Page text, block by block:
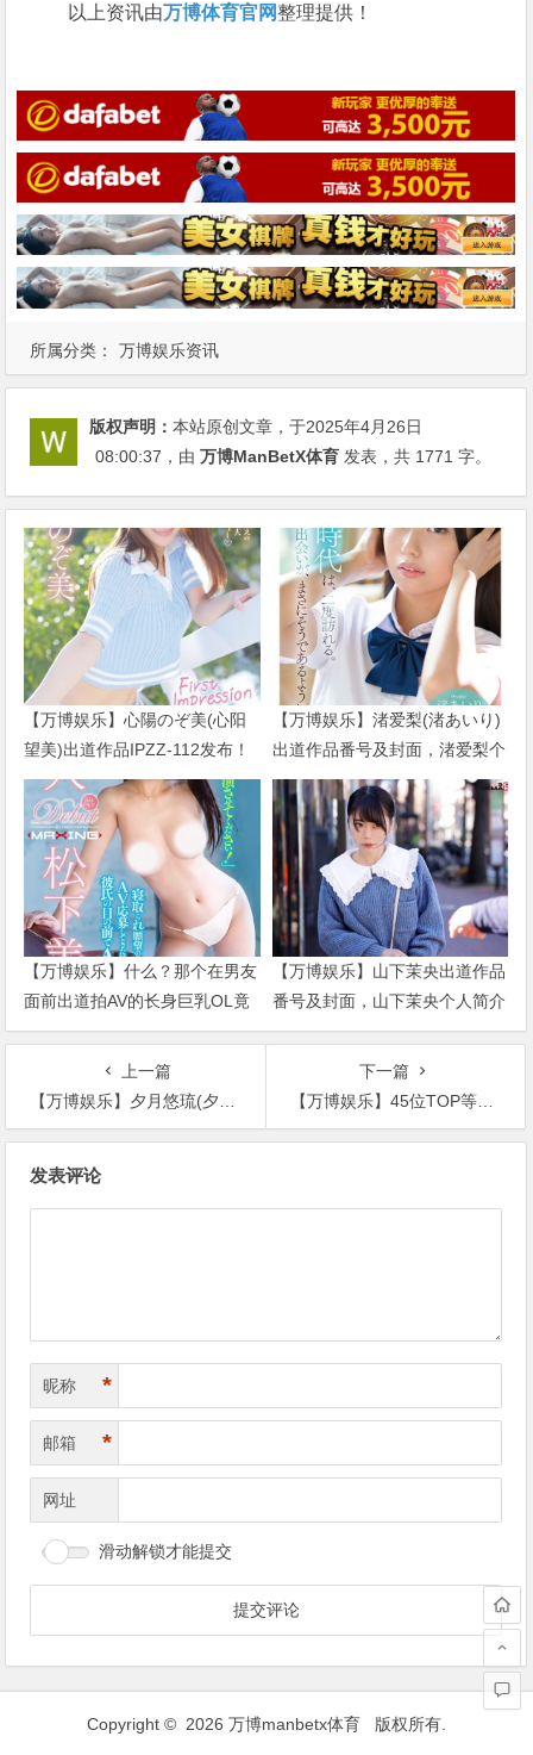
所属分类： 万博娱乐资讯
以上资讯由万博体育官网整理提供！
版权声明：本站原创文章，于2025年4月26日
08:00:37 ，由万博ManBetX体育 发表，共 1771 字。
【万博娱乐】心陽のぞ美(心阳
望美)出道作品IPZZ-112发布！
比偶像更偶像的脸蛋！经验值几
乎是0的超级新秀！
【万博娱乐】渚爱梨(渚あいり)
出道作品番号及封面，渚爱梨个
人简介
【万博娱乐】什么？那个在男友
面前出道拍AV的长身巨乳OL竟
然被无码卖家捕获下马了！
【万博娱乐】山下茉央出道作品
番号及封面，山下茉央个人简介
上一篇
【万博娱乐】夕月悠琉(夕月ゆる)出道作品番号及封面，夕月悠琉(夕月ゆる)个人简介
下一篇
【万博娱乐】45位TOP等级女优合辑作品OFJE-505发布！最胸肉感！S级女神奶贴玻璃超强大画面，给你满满乳压视角
发表评论
昵称 *
邮箱 *
网址
滑动解锁才能提交
Copyright © 2026 万博manbetx体育 版权所有.